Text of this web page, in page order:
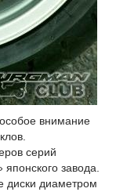
внимание
серий
завода.
диски диаметром